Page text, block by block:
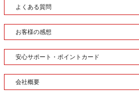
よくある質問
お客様の感想
安心サポート・ポイントカード
会社概要